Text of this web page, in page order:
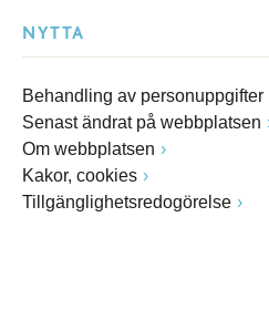
NYTTA
Behandling av personuppgifter
Senast ändrat på webbplatsen
Om webbplatsen
Kakor, cookies
Tillgänglighetsredogörelse